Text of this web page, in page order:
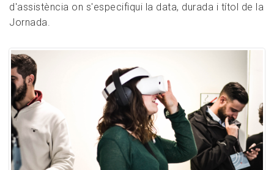
d'assistència on s'especifiqui la data, durada i títol de la
Jornada.